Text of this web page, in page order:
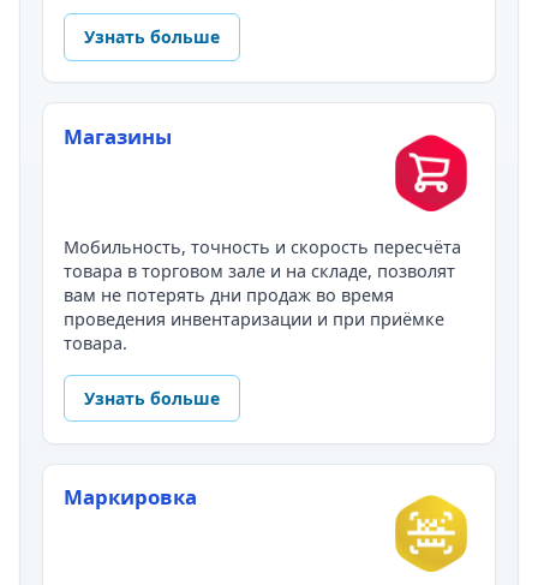
Узнать больше
Магазины
Мобильность, точность и скорость пересчёта
товара в торговом зале и на складе, позволят
вам не потерять дни продаж во время
проведения инвентаризации и при приёмке
товара.
Узнать больше
Маркировка